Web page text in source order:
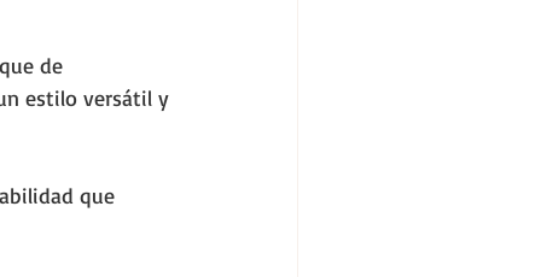
de
estilo versátil y
que